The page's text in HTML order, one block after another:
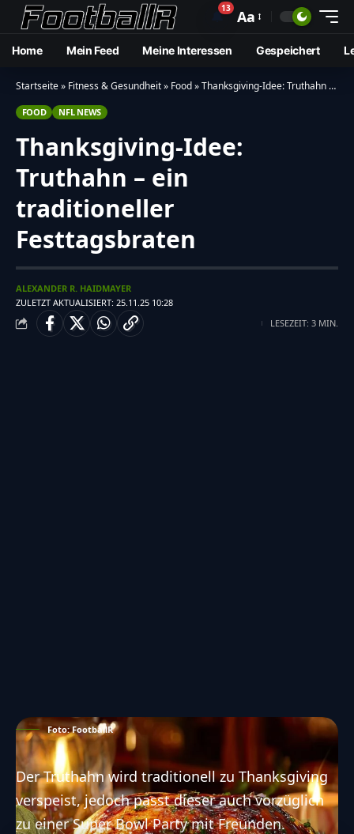
🔔13 Aa
Home Mein Feed Meine Interessen Gespeichert
Startseite» Fitness & Gesundheit» Food»Thanksgiving-Idee: Truthahn – ein traditioneller Festtagsbraten
FOOD NFL NEWS
Thanksgiving-Idee:
Truthahn – ein
traditioneller
Festtagsbraten
ZULETZT AKTUALISIERT: 25.11.25 10:28
ALEXANDER R. HAIDMAYER
LESEZEIT: 3 MIN.
Foto: FootballR
Der Truthahn wird traditionell zu Thanksgiving
verspeist, jedoch passt dieser auch vorzüglich
zu einer Super Bowl Party mit Freunden.